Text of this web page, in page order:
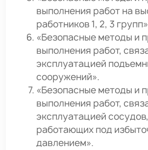
выполнения работ на
работников 1, 2, 3
«Безопасные методы и
выполнения работ,
эксплуатацией
сооружений».
«Безопасные методы и
выполнения работ,
эксплуатацией сосудов,
работающих под
давлением».